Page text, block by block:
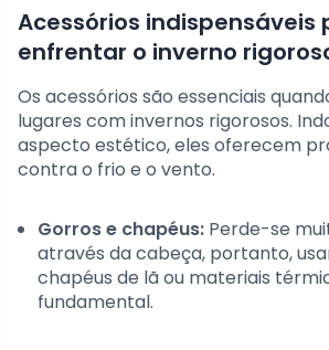
Acessórios indispensáveis
enfrentar o inverno
Os acessórios são essenciais
lugares com invernos rigorosos.
aspecto estético, eles oferecem
contra o frio e o vento.
Gorros e chapéus: Perde-se
através da cabeça, portanto,
chapéus de lã ou materiais
fundamental.